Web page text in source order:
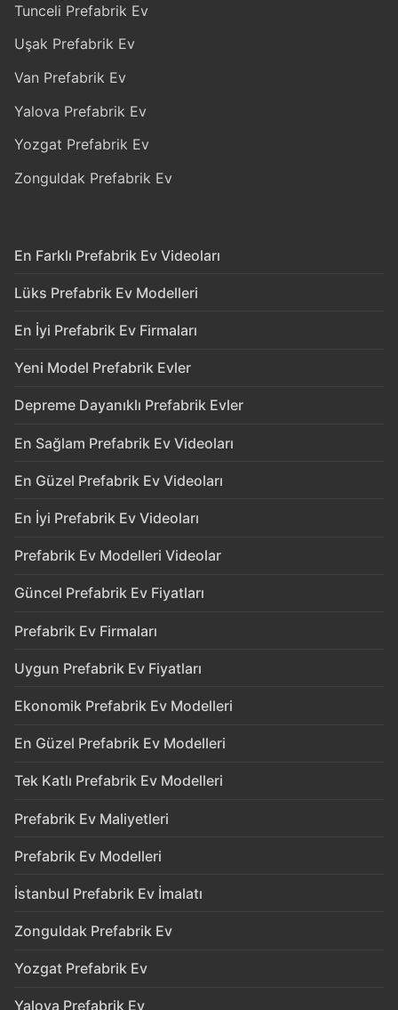
Tunceli Prefabrik Ev
Uşak Prefabrik Ev
Van Prefabrik Ev
Yalova Prefabrik Ev
Yozgat Prefabrik Ev
Zonguldak Prefabrik Ev
En Farklı Prefabrik Ev Videoları
Lüks Prefabrik Ev Modelleri
En İyi Prefabrik Ev Firmaları
Yeni Model Prefabrik Evler
Depreme Dayanıklı Prefabrik Evler
En Sağlam Prefabrik Ev Videoları
En Güzel Prefabrik Ev Videoları
En İyi Prefabrik Ev Videoları
Prefabrik Ev Modelleri Videolar
Güncel Prefabrik Ev Fiyatları
Prefabrik Ev Firmaları
Uygun Prefabrik Ev Fiyatları
Ekonomik Prefabrik Ev Modelleri
En Güzel Prefabrik Ev Modelleri
Tek Katlı Prefabrik Ev Modelleri
Prefabrik Ev Maliyetleri
Prefabrik Ev Modelleri
İstanbul Prefabrik Ev İmalatı
Zonguldak Prefabrik Ev
Yozgat Prefabrik Ev
Yalova Prefabrik Ev